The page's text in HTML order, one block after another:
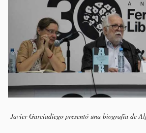
Javier Garciadiego presentó una biografía de